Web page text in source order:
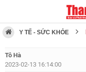
Y TẾ - SỨC KHỎE
Tô Hà
2023-02-13 16:14:00